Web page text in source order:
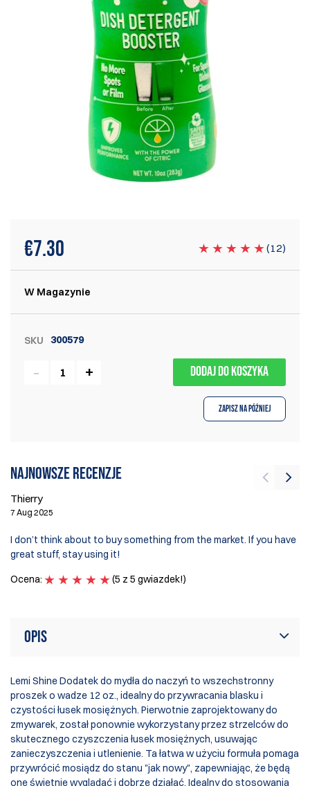
€7.30 (12)
W Magazynie
SKU 300579
DODAJ DO KOSZYKA
Zapisz na później
Najnowsze recenzje
Thierry
7 Aug 2025
I don’t think about to buy something from the market. If you have
great stuff, stay using it!
Ocena:
(5 z 5 gwiazdek!)
Opis
Lemi Shine Dodatek do mydła do naczyń to wszechstronny
proszek o wadze 12 oz., idealny do przywracania blasku i
czystości łusek mosiężnych. Pierwotnie zaprojektowany do
zmywarek, został ponownie wykorzystany przez strzelców do
skutecznego czyszczenia łusek mosiężnych, usuwając
zanieczyszczenia i utlenienie. Ta łatwa w użyciu formuła pomaga
przywrócić mosiądz do stanu "jak nowy", zapewniając, że będą
one świetnie wyglądać i dobrze działać. Idealny do stosowania